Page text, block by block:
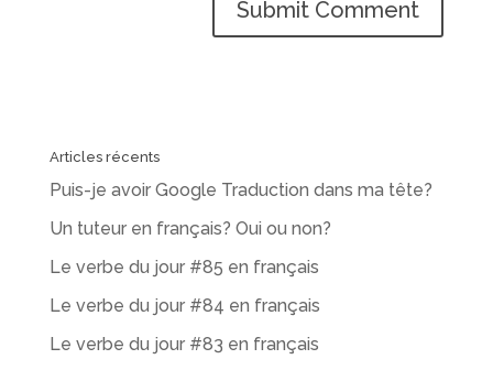
Articles récents
Puis-je avoir Google Traduction dans ma tête?
Un tuteur en français? Oui ou non?
Le verbe du jour #85 en français
Le verbe du jour #84 en français
Le verbe du jour #83 en français